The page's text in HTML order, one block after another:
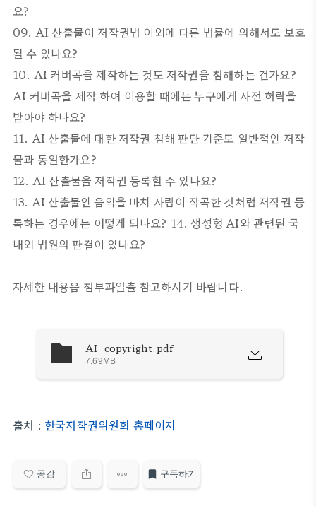
요?
09. AI 산출물이 저작권법 이외에 다른 법률에 의해서도 보호
될 수 있나요?
10. AI 커버곡을 제작하는 것도 저작권을 침해하는 건가요?
AI 커버곡을 제작 하여 이용할 때에는 누구에게 사전 허락을
받아야 하나요?
11. AI 산출물에 대한 저작권 침해 판단 기준도 일반적인 저작
물과 동일한가요?
12. AI 산출물을 저작권 등록할 수 있나요?
13. AI 산출물인 음악을 마치 사람이 작곡한 것처럼 저작권 등
록하는 경우에는 어떻게 되나요? 14. 생성형 AI와 관련된 국
내외 법원의 판결이 있나요?
자세한 내용음 첨부파일츨 참고하시기 바랍니다.
AI_copyright.pdf
7.69MB
출처 : 한국저작권위원회 홈페이지
공감 구독하기